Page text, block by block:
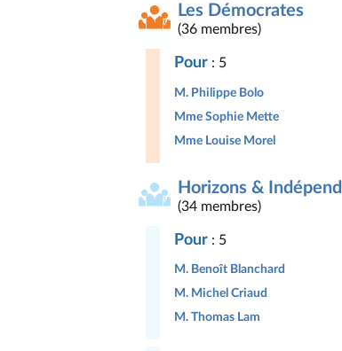
Les Démocrates
(36 membres)
Pour : 5
M. Philippe Bolo
Mme Sophie Mette
Mme Louise Morel
Horizons &
(34 membres)
Pour : 5
M. Benoît Blanchard
M. Michel Criaud
M. Thomas Lam